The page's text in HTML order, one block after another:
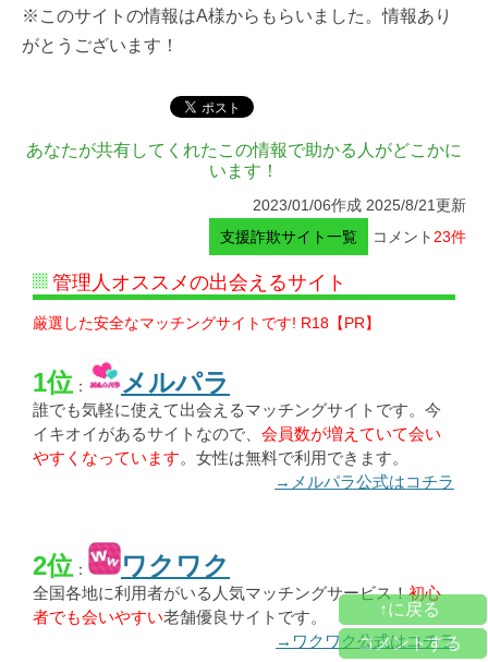
※このサイトの情報はA様からもらいました。情報あり
がとうございます！
あなたが共有してくれたこの情報で助かる人がどこかに
います！
2023/01/06作成 2025/8/21更新
支援詐欺サイト一覧
コメント 23件
管理人オススメの出会えるサイト
厳選した安全なマッチングサイトです! R18【PR】
1位 ： メルパラ
誰でも気軽に使えて出会えるマッチングサイトです。今
イキオイがあるサイトなので、 会員数が増えていて会い
やすくなっています。女性は無料で利用できます。
→メルパラ公式はコチラ
2位 ： ワクワク
全国各地に利用者がいる人気マッチングサービス！初心
者でも会いやすい老舗優良サイトです。
→ワクワク公式はコチラ
↑に戻る
コメントする